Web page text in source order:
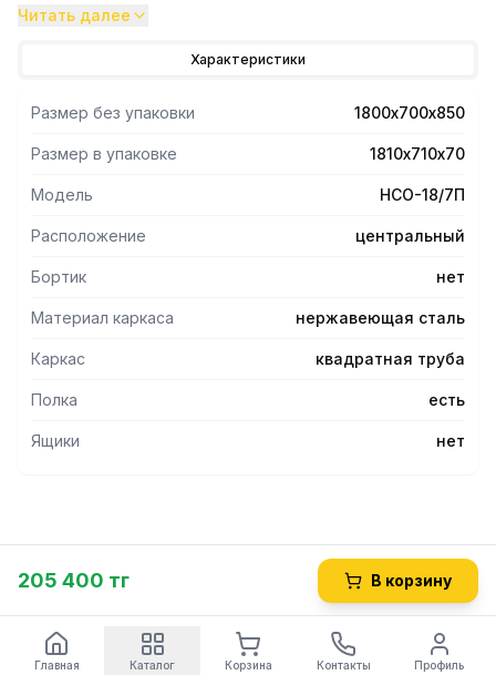
установки кухонных приборов на предприятиях пищевой
пекарнях и кондитерских.
из трубы 40х40 мм из нержавеющей стали.
- Распределённая статическая нагрузка на стол - 180 кг.
Читать далее
Характеристики
Размер без упаковки 1800х700х850
Размер в упаковке 1810х710х70
Модель НСО-18/7П
Расположение центральный
Бортик нет
Материал каркаса нержавеющая сталь
Каркас квадратная труба
Полка есть
Ящики нет
205 400 тг В корзину
Главная Каталог Корзина Контакты Профиль